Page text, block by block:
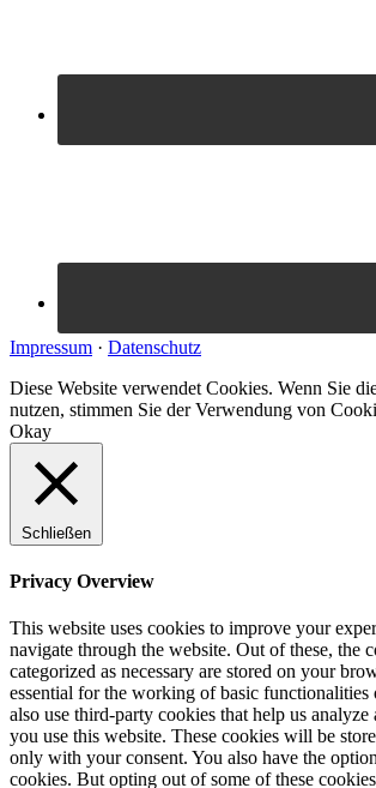
Impressum · Datenschutz
Diese Website verwendet Cookies. Wenn Sie
nutzen, stimmen Sie der Verwendung von
Okay
Schließen
Privacy Overview
This website uses cookies to improve your
navigate through the website. Out of these, the
categorized as necessary are stored on your
essential for the working of basic functionalities
also use third-party cookies that help us
you use this website. These cookies will be
only with your consent. You also have the
cookies. But opting out of some of these